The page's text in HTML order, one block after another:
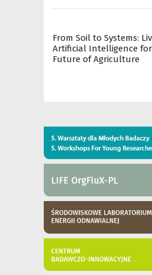
From Soil to Systems:
Artificial Intelligence
Future of Agriculture